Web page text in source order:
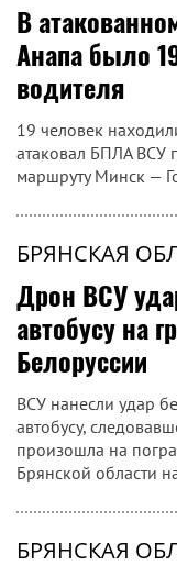
В
Анапа было
водителя
19 человек
атаковал БПЛА ВСУ
маршруту Минск —
БРЯНСКАЯ
Дрон ВСУ
автобусу на
Белоруссии
ВСУ нанесли удар
автобусу,
произошла на
Брянской области
БРЯНСКАЯ